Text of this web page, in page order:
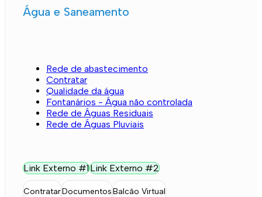
Água e Saneamento
Rede de abastecimento
Contratar
Qualidade da água
Fontanários - Água não controlada
Rede de Águas Residuais
Rede de Águas Pluviais
Link Externo #1Link Externo #2
ContratarDocumentosBalcão Virtual